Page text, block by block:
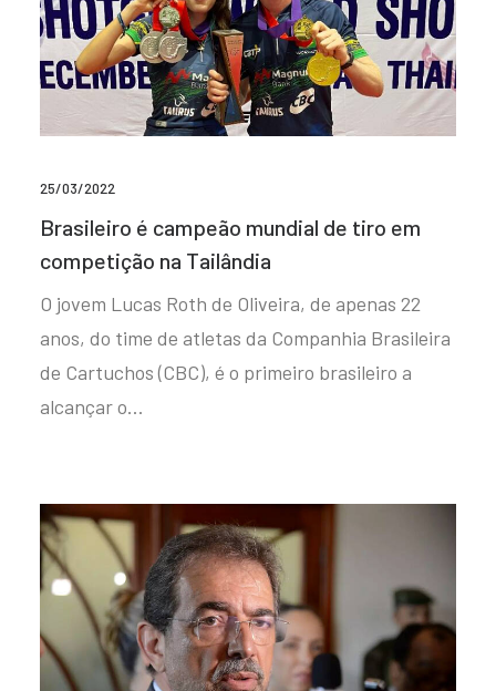
25/03/2022
Brasileiro é campeão mundial de tiro em
competição na Tailândia
O jovem Lucas Roth de Oliveira, de apenas 22
anos, do time de atletas da Companhia Brasileira
de Cartuchos (CBC), é o primeiro brasileiro a
alcançar o…